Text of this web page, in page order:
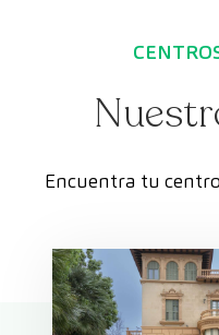
Encuentra tu